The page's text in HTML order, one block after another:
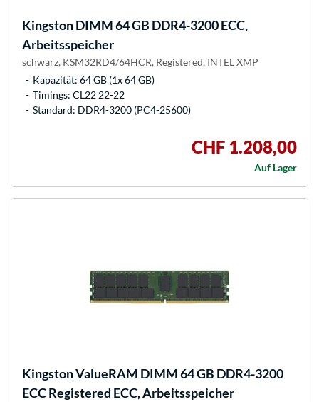
KingstonDIMM 64 GB DDR4-3200 ECC,
Arbeitsspeicher
schwarz, KSM32RD4/64HCR, Registered, INTEL XMP
Kapazität: 64 GB (1x 64 GB)
Timings: CL22 22-22
Standard: DDR4-3200 (PC4-25600)
CHF 1.208,00
Auf Lager
Kingston ValueRAM DIMM 64 GB DDR4-3200
ECC Registered ECC, Arbeitsspeicher